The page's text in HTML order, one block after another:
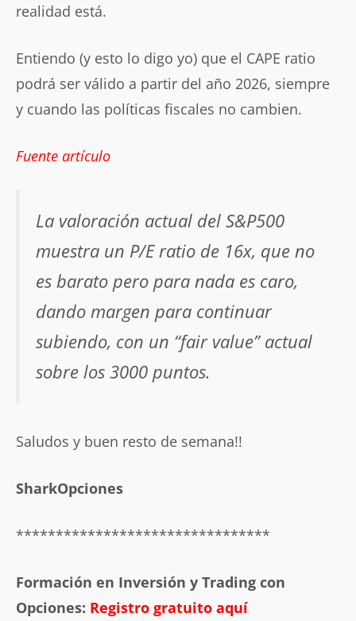
realidad está.
Entiendo (y esto lo digo yo) que el CAPE ratio
podrá ser válido a partir del año 2026, siempre
y cuando las políticas fiscales no cambien.
Fuente artículo
La valoración actual del S&P500
muestra un P/E ratio de 16x, que no
es barato pero para nada es caro,
dando margen para continuar
subiendo, con un “fair value” actual
sobre los 3000 puntos.
Saludos y buen resto de semana!!
SharkOpciones
********************************
Formación en Inversión y Trading con
Opciones: Registro gratuito aquí